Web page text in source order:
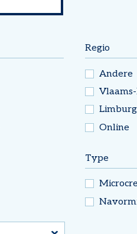
Regio
Andere
Limburg
Online
Type